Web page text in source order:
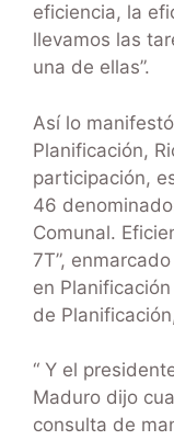
eficiencia, la
llevamos las
una de ellas”.
Así lo
Planificación,
participación,
46
Comunal.
7T”,
en
de
“ Y el
Maduro dijo
consulta de